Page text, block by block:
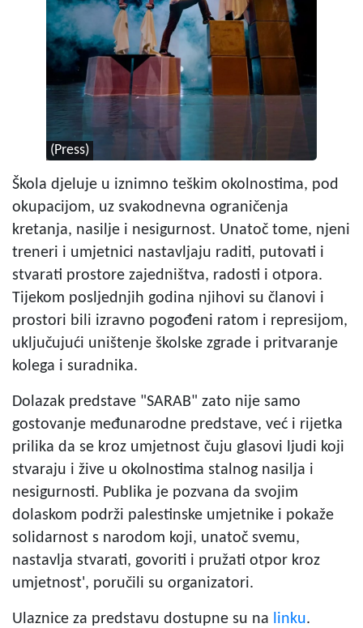
(Press)
Škola djeluje u iznimno teškim okolnostima, pod
okupacijom, uz svakodnevna ograničenja
kretanja, nasilje i nesigurnost. Unatoč tome, njeni
treneri i umjetnici nastavljaju raditi, putovati i
stvarati prostore zajedništva, radosti i otpora.
Tijekom posljednjih godina njihovi su članovi i
prostori bili izravno pogođeni ratom i represijom,
uključujući uništenje školske zgrade i pritvaranje
kolega i suradnika.
Dolazak predstave "SARAB" zato nije samo
gostovanje međunarodne predstave, već i rijetka
prilika da se kroz umjetnost čuju glasovi ljudi koji
stvaraju i žive u okolnostima stalnog nasilja i
nesigurnosti. Publika je pozvana da svojim
dolaskom podrži palestinske umjetnike i pokaže
solidarnost s narodom koji, unatoč svemu,
nastavlja stvarati, govoriti i pružati otpor kroz
umjetnost', poručili su organizatori.
Ulaznice za predstavu dostupne su na linku.